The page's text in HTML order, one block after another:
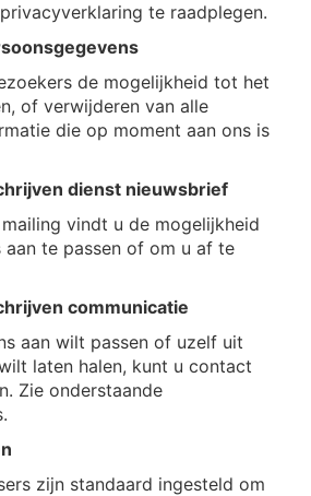
te raadplegen.
de mogelijkheid tot het
of verwijderen van alle
die op moment aan ons is
dienst nieuwsbrief
vindt u de mogelijkheid
aan te passen of om u af te
communicatie
aan wilt passen of uzelf uit
laten halen, kunt u contact
Zie onderstaande
zijn standaard ingesteld om